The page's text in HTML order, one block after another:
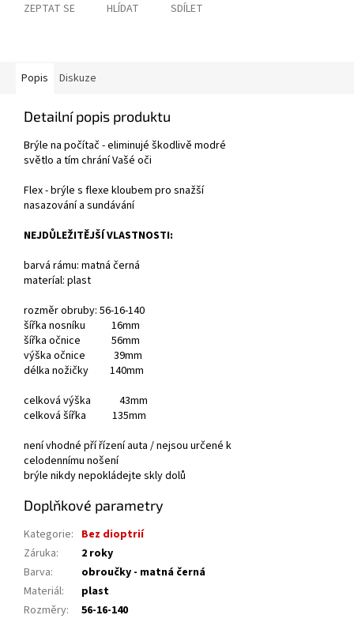
ZEPTAT SE HLÍDAT SDÍLET
Popis Diskuze
Detailní popis produktu
Brýle na počítač - eliminujé škodlivě modré
světlo a tím chrání Vašé oči
Flex - brýle s flexe kloubem pro snažší
nasazování a sundávání
NEJDŮLEŽITĚJŠÍ VLASTNOSTI:
barvá rámu: matná černá
materíal: plast
rozměr obruby: 56-16-140
šířka nosníku 16mm
šířka očnice 56mm
výška očnice 39mm
délka nožičky 140mm
celková výška 43mm
celková šířka 135mm
není vhodné pří řízení auta / nejsou určené k
celodennímu nošení
brýle nikdy nepokládejte skly dolů
Doplňkové parametry
Kategorie: Bez dioptrií
Záruka:
2 roky
Barva:
obroučky - matná černá
Materiál:
plast
Rozměry: 56-16-140